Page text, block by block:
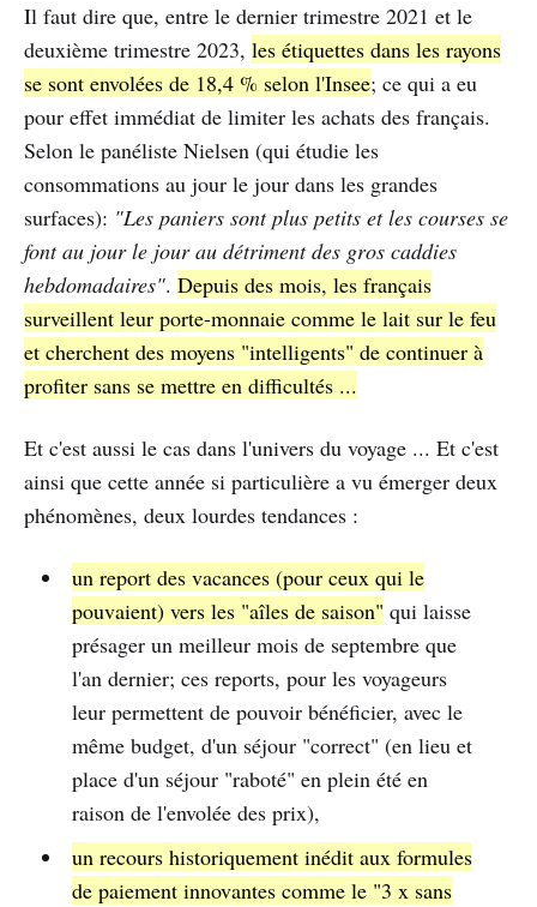
Il faut dire que, entre le dernier trimestre 2021 et le
deuxième trimestre 2023, les étiquettes dans les rayons
se sont envolées de 18,4 % selon l'Insee; ce qui a eu
pour effet immédiat de limiter les achats des français.
Selon le panéliste Nielsen (qui étudie les
consommations au jour le jour dans les grandes
surfaces): "Les paniers sont plus petits et les courses se
font au jour le jour au détriment des gros caddies
hebdomadaires". Depuis des mois, les français
surveillent leur porte-monnaie comme le lait sur le feu
et cherchent des moyens "intelligents" de continuer à
profiter sans se mettre en difficultés ...
Et c'est aussi le cas dans l'univers du voyage ... Et c'est
ainsi que cette année si particulière a vu émerger deux
phénomènes, deux lourdes tendances :
un report des vacances (pour ceux qui le
pouvaient) vers les "aîles de saison" qui laisse
présager un meilleur mois de septembre que
l'an dernier; ces reports, pour les voyageurs
leur permettent de pouvoir bénéficier, avec le
même budget, d'un séjour "correct" (en lieu et
place d'un séjour "raboté" en plein été en
raison de l'envolée des prix),
un recours historiquement inédit aux formules
de paiement innovantes comme le "3 x sans